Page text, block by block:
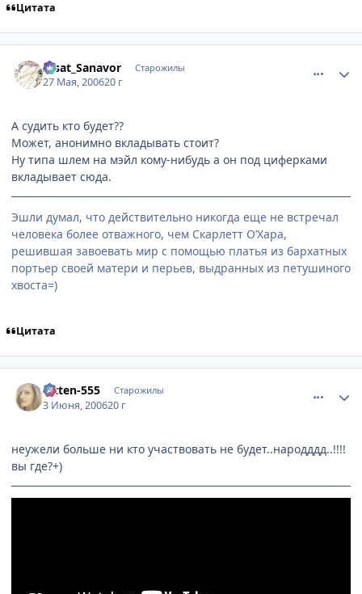
Цитата
Aisat_Sanavor Старожилы
27 Мая, 200620 г
А судить кто будет??
Может, анонимно вкладывать стоит?
Ну типа шлем на мэйл кому-нибудь а он под циферками
вкладывает сюда.
Эшли думал, что действительно никогда еще не встречал
человека более отважного, чем Скарлетт О’Хара,
решившая завоевать мир с помощью платья из бархатных
портьер своей матери и перьев, выдранных из петушиного
хвоста=)
Цитата
Kitten-555 Старожилы
3 Июня, 200620 г
неужели больше ни кто участвовать не будет..народддд..!!!!
вы где?+)